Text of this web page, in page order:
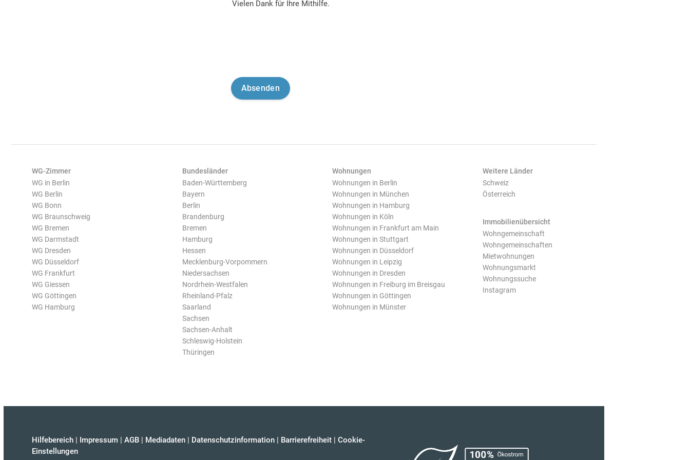
Vielen Dank für Ihre Mithilfe.
WG-Zimmer
WG in Berlin
WG Berlin
WG Bonn
WG Braunschweig
WG Bremen
WG Darmstadt
WG Dresden
WG Düsseldorf
WG Frankfurt
WG Giessen
WG Göttingen
WG Hamburg
Bundesländer
Baden-Württemberg
Bayern
Berlin
Brandenburg
Bremen
Hamburg
Hessen
Mecklenburg-Vorpommern
Niedersachsen
Nordrhein-Westfalen
Rheinland-Pfalz
Saarland
Sachsen
Sachsen-Anhalt
Schleswig-Holstein
Thüringen
Wohnungen
Wohnungen in Berlin
Wohnungen in München
Wohnungen in Hamburg
Wohnungen in Köln
Wohnungen in Frankfurt am Main
Wohnungen in Stuttgart
Wohnungen in Düsseldorf
Wohnungen in Leipzig
Wohnungen in Dresden
Wohnungen in Freiburg im Breisgau
Wohnungen in Göttingen
Wohnungen in Münster
Weitere Länder
Schweiz
Österreich
Immobilienübersicht
Wohngemeinschaft
Wohngemeinschaften
Mietwohnungen
Wohnungsmarkt
Wohnungssuche
Instagram
Hilfebereich | Impressum | AGB | Mediadaten | Datenschutzinformation | Barrierefreiheit | Cookie-
Einstellungen